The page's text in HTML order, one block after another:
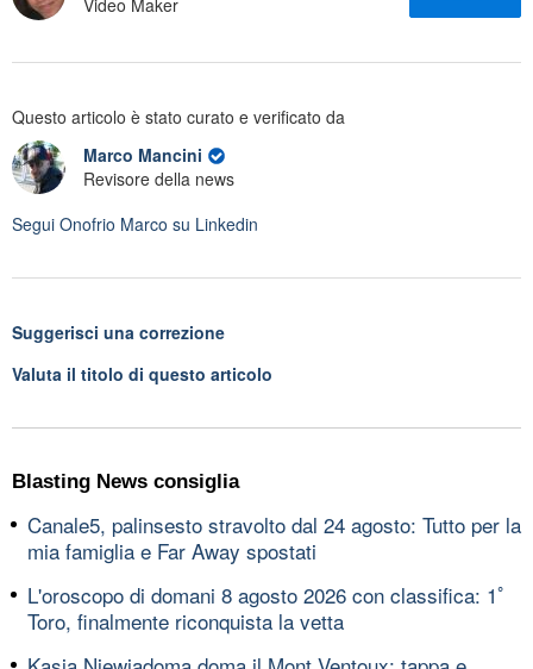
Video Maker
Questo articolo è stato curato e verificato da
Marco Mancini
Revisore della news
Segui Onofrio Marco su Linkedin
Suggerisci una correzione
Valuta il titolo di questo articolo
Blasting News consiglia
Canale5, palinsesto stravolto dal 24 agosto: Tutto per la
mia famiglia e Far Away spostati
L'oroscopo di domani 8 agosto 2026 con classifica: 1ﾟ
Toro, finalmente riconquista la vetta